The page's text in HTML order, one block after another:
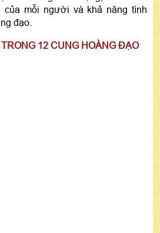
của mỗi người và khả năng tình
đạo.
12 CUNG HOÀNG ĐẠO